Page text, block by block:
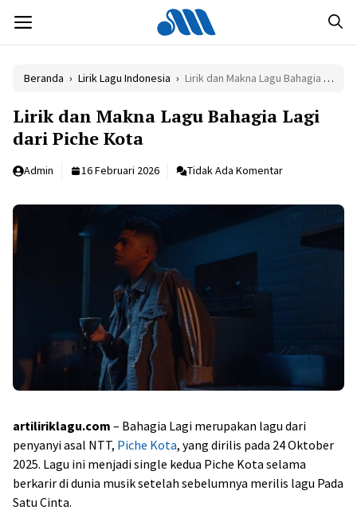
isi
MENU
Beranda › Lirik Lagu Indonesia › Lirik dan Makna Lagu Bahagia Lagi dari Piche Kota
Lirik dan Makna Lagu Bahagia Lagi
dari Piche Kota
Admin 16 Februari 2026 Tidak Ada Komentar
artiliriklagu.com – Bahagia Lagi merupakan lagu dari
penyanyi asal NTT, Piche Kota, yang dirilis pada 24 Oktober
2025. Lagu ini menjadi single kedua Piche Kota selama
berkarir di dunia musik setelah sebelumnya merilis lagu Pada
Satu Cinta.